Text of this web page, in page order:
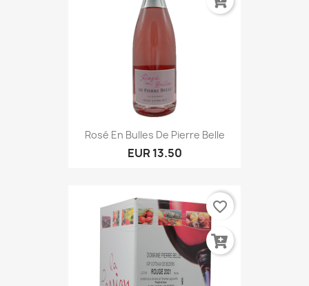
Rosé En Bulles De Pierre Belle
EUR 13.50
favorite_border